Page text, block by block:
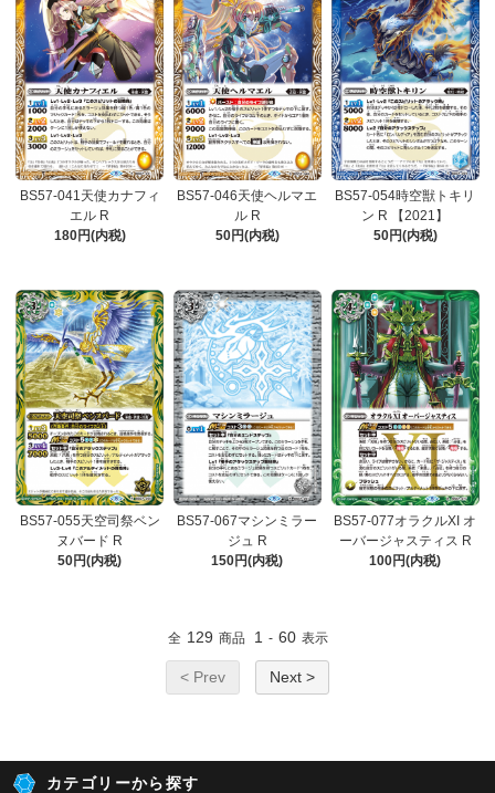
BS57-041天使カナフィ
エル R
180円(内税)
BS57-046天使ヘルマエ
ル R
50円(内税)
BS57-054時空獣トキリ
ン R 【2021】
50円(内税)
BS57-055天空司祭ベン
ヌバード R
50円(内税)
BS57-067マシンミラー
ジュ R
150円(内税)
BS57-077オラクルXI オ
ーバージャスティス R
100円(内税)
全 129 商品 1 - 60 表示
< Prev Next >
カテゴリーから探す